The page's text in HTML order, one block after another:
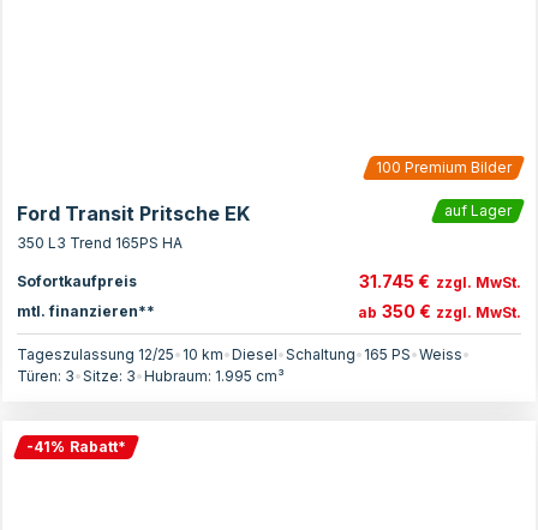
100 Premium Bilder
Ford Transit Pritsche EK
auf Lager
350 L3 Trend 165PS HA
Sofortkaufpreis 31.745 € zzgl. MwSt.
mtl. finanzieren**
ab 350 € zzgl. MwSt.
Tageszulassung 12/25• 10 km•Diesel•Schaltung• 165 PS•Weiss•
Türen: 3•Sitze: 3•Hubraum: 1.995 cm³
-41% Rabatt*